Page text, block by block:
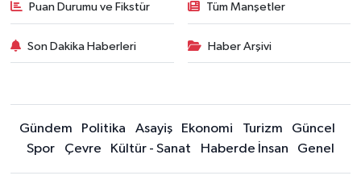
Puan Durumu ve Fikstür Tüm Manşetler
Son Dakika Haberleri Haber Arşivi
Gündem Politika Asayiş Ekonomi Turizm
Güncel
Spor
Çevre Kültür - Sanat Haberde İnsan Genel